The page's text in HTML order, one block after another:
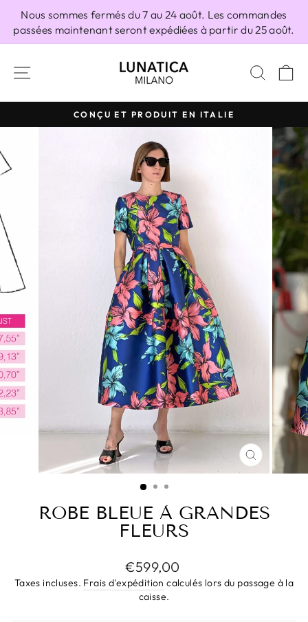
contenu
Nous sommes fermés du 7 au 24 août. Les commandes
passées maintenant seront expédiées à partir du 25 août.
Diaporama
Pause
CONÇU ET PRODUIT EN ITALIE
FERMER
(ESC)
ROBE BLEUE À GRANDES
FLEURS
Prix
régulier
€599,00
Taxes incluses. Frais d'expédition calculés lors du passage à la
caisse.